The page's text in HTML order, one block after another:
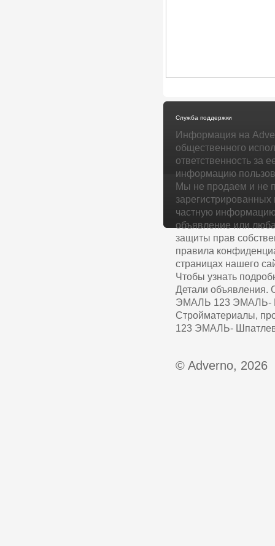
Служба поддержки
Информация на
общественного
ответственность за
информацию
Мы не продаем и не
частную информацию
объявление или
защиты прав
правила
страницах нашего
Чтобы узнать
Детали
ЭМАЛЬ 123 ЭМАЛЬ-
Стройматериалы,
123 ЭМАЛЬ-
© Adverno, 2026